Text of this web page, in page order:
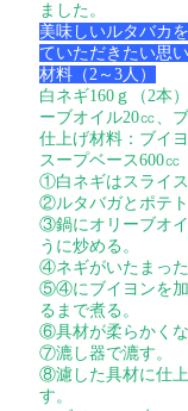
ました。
美味しいルタバカ
ていただきたい思
材料（2～3人）
白ネギ160ｇ（2本
ーブオイル20㏄、
仕上げ材料：ブイ
スープベース600㏄
①白ネギはスライス
②ルタバガとポテト
③鍋にオリーブオ
うに炒める。
④ネギがいたまっ
⑤④にブイヨンを加
るまで煮る。
⑥具材が柔らかくな
⑦漉し器で漉す。
⑧濾した具材に仕
す。